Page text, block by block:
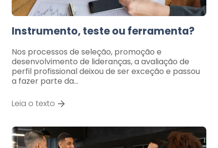
Instrumento, teste ou ferramenta?
Nos processos de seleção, promoção e
desenvolvimento de lideranças, a avaliação de
perfil profissional deixou de ser exceção e passou
a fazer parte da…
Leia o texto